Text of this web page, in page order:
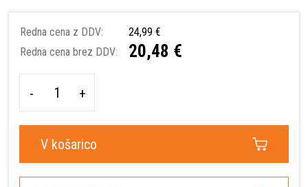
Redna cena z DDV:
24,99 €
Redna cena brez DDV:
20,48 €
- +
V košarico